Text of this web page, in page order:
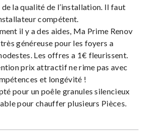
la qualité de l’installation. Il faut
compétent.
il y a des aides, Ma Prime Renov
généreuse pour les foyers a
Les offres a 1€ fleurissent.
prix attractif ne rime pas avec
et longévité !
pour un poêle granules silencieux
pour chauffer plusieurs Pièces.